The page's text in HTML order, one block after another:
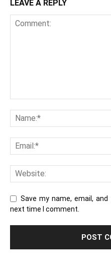
LEAVE A REPLY
Save my name, email,
next time I comment.